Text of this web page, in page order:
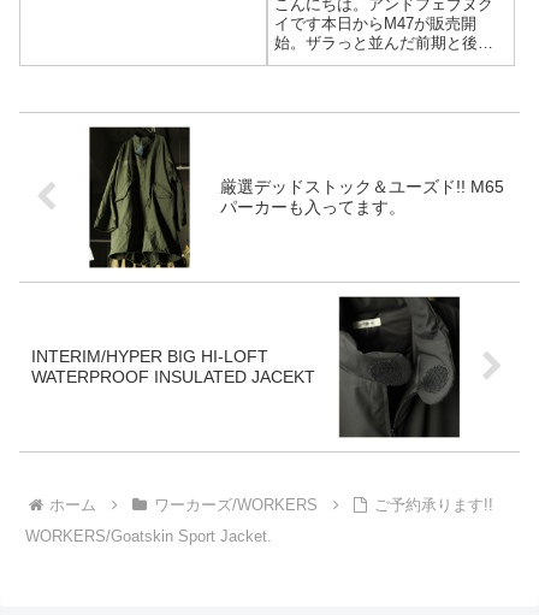
こんにちは。アンドフェブヌク
イです本日からM47が販売開
始。ザラっと並んだ前期と後
期。本日はワーカーズのお馴染
てます。 ワーカーズ WORKERS
厳選デッドストック＆ユーズド!! M65
パーカーも入ってます。
INTERIM/HYPER BIG HI-LOFT
WATERPROOF INSULATED JACEKT
ホーム ワーカーズ/WORKERS
ご予約承ります!!
WORKERS/Goatskin Sport Jacket.